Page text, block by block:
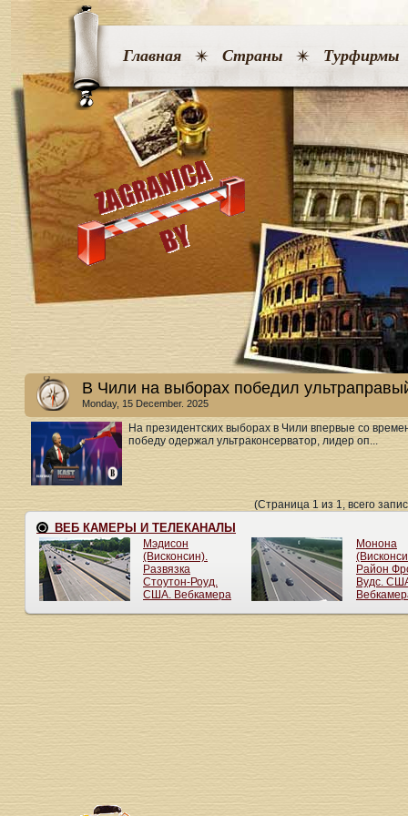
Главная Страны Турфирмы
В Чили на выборах победил
Monday, 15 December. 2025
На президентских выборах в Чили впервые со
победу одержал ультраконсерватор, лидер оп...
(Страница 1 из 1, всего